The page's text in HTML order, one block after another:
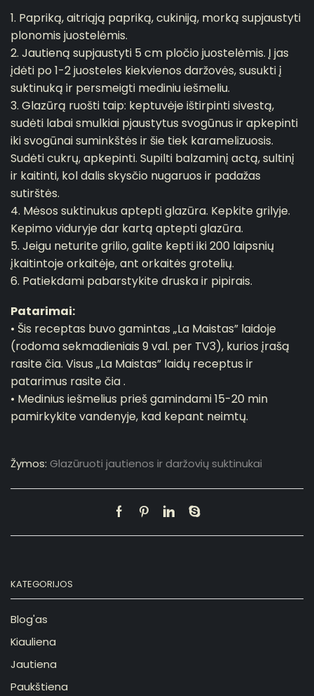
1. Papriką, aitriąją papriką, cukiniją, morką supjaustyti
plonomis juostelėmis.
2. Jautieną supjaustyti 5 cm pločio juostelėmis. Į jas
įdėti po 1-2 juosteles kiekvienos daržovės, susukti į
suktinuką ir persmeigti mediniu iešmeliu.
3. Glazūrą ruošti taip: keptuvėje ištirpinti sivestą,
sudėti labai smulkiai pjaustytus svogūnus ir apkepinti
iki svogūnai suminkštės ir šie tiek karamelizuosis.
Sudėti cukrų, apkepinti. Supilti balzaminį actą, sultinį
ir kaitinti, kol dalis skysčio nugaruos ir padažas
sutirštės.
4. Mėsos suktinukus aptepti glazūra. Kepkite grilyje.
Kepimo viduryje dar kartą aptepti glazūra.
5. Jeigu neturite grilio, galite kepti iki 200 laipsnių
įkaitintoje orkaitėje, ant orkaitės grotelių.
6. Patiekdami pabarstykite druska ir pipirais.
Patarimai:
• Šis receptas buvo gamintas „La Maistas” laidoje
(rodoma sekmadieniais 9 val. per TV3), kurios įrašą
rasite čia. Visus „La Maistas” laidų receptus ir
patarimus rasite čia.
• Medinius iešmelius prieš gamindami 15-20 min
pamirkykite vandenyje, kad kepant neimtų.
Žymos: Glazūruoti jautienos ir daržovių suktinukai
KATEGORIJOS
Blog'as
Kiauliena
Jautiena
Paukštiena